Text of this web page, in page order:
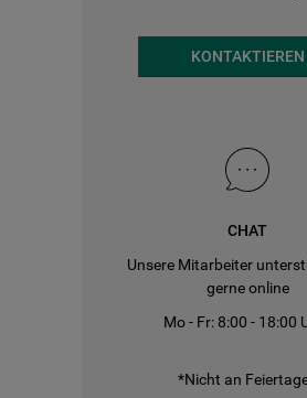
KONTAKTIEREN
CHAT
Unsere Mitarbeiter
gerne online
Mo - Fr: 8:00 - 18:00
*Nicht an